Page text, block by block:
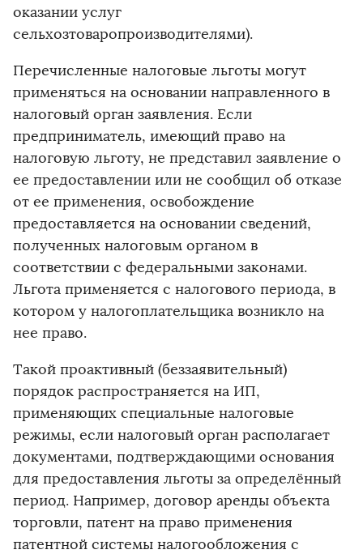
оказании услуг
сельхозтоваропроизводителями).
Перечисленные налоговые льготы могут
применяться на основании направленного в
налоговый орган заявления. Если
предприниматель, имеющий право на
налоговую льготу, не представил заявление о
ее предоставлении или не сообщил об отказе
от ее применения, освобождение
предоставляется на основании сведений,
полученных налоговым органом в
соответствии с федеральными законами.
Льгота применяется с налогового периода, в
котором у налогоплательщика возникло на
нее право.
Такой проактивный (беззаявительный)
порядок распространяется на ИП,
применяющих специальные налоговые
режимы, если налоговый орган располагает
документами, подтверждающими основания
для предоставления льготы за определённый
период. Например, договор аренды объекта
торговли, патент на право применения
патентной системы налогообложения с